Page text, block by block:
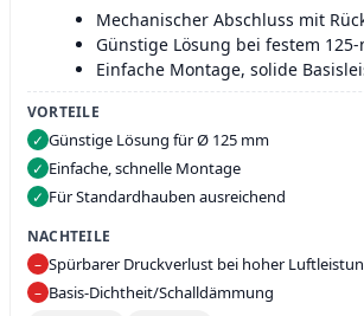
Mechanischer Abschluss mit
Günstige Lösung bei festem
Einfache Montage, solide
VORTEILE
✓ Günstige Lösung für Ø 125 mm
✓ Einfache, schnelle Montage
✓ Für Standardhauben ausreichend
NACHTEILE
– Spürbarer Druckverlust bei hoher
– Basis‑Dichtheit/Schalldämmung